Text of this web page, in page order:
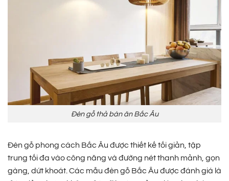
Đèn gỗ thả bàn ăn Bắc Âu
Đèn gỗ phong cách Bắc Âu được thiết kế tối giản, tập
trung tối đa vào công năng và đường nét thanh mảnh, gọn
gàng, dứt khoát. Các mẫu đèn gỗ Bắc Âu được đánh giá là